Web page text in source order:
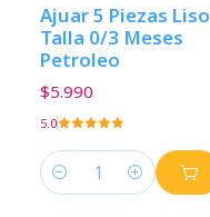
Ajuar 5 Piezas Liso
Talla 0/3 Meses
Petroleo
$5.990
5.0
Cantidad